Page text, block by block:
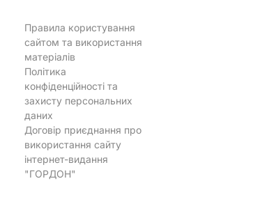
Правила користування
сайтом та використання
матеріалів
Політика
конфіденційності та
захисту персональних
даних
Договір приєднання про
використання сайту
інтернет-видання
"ГОРДОН"